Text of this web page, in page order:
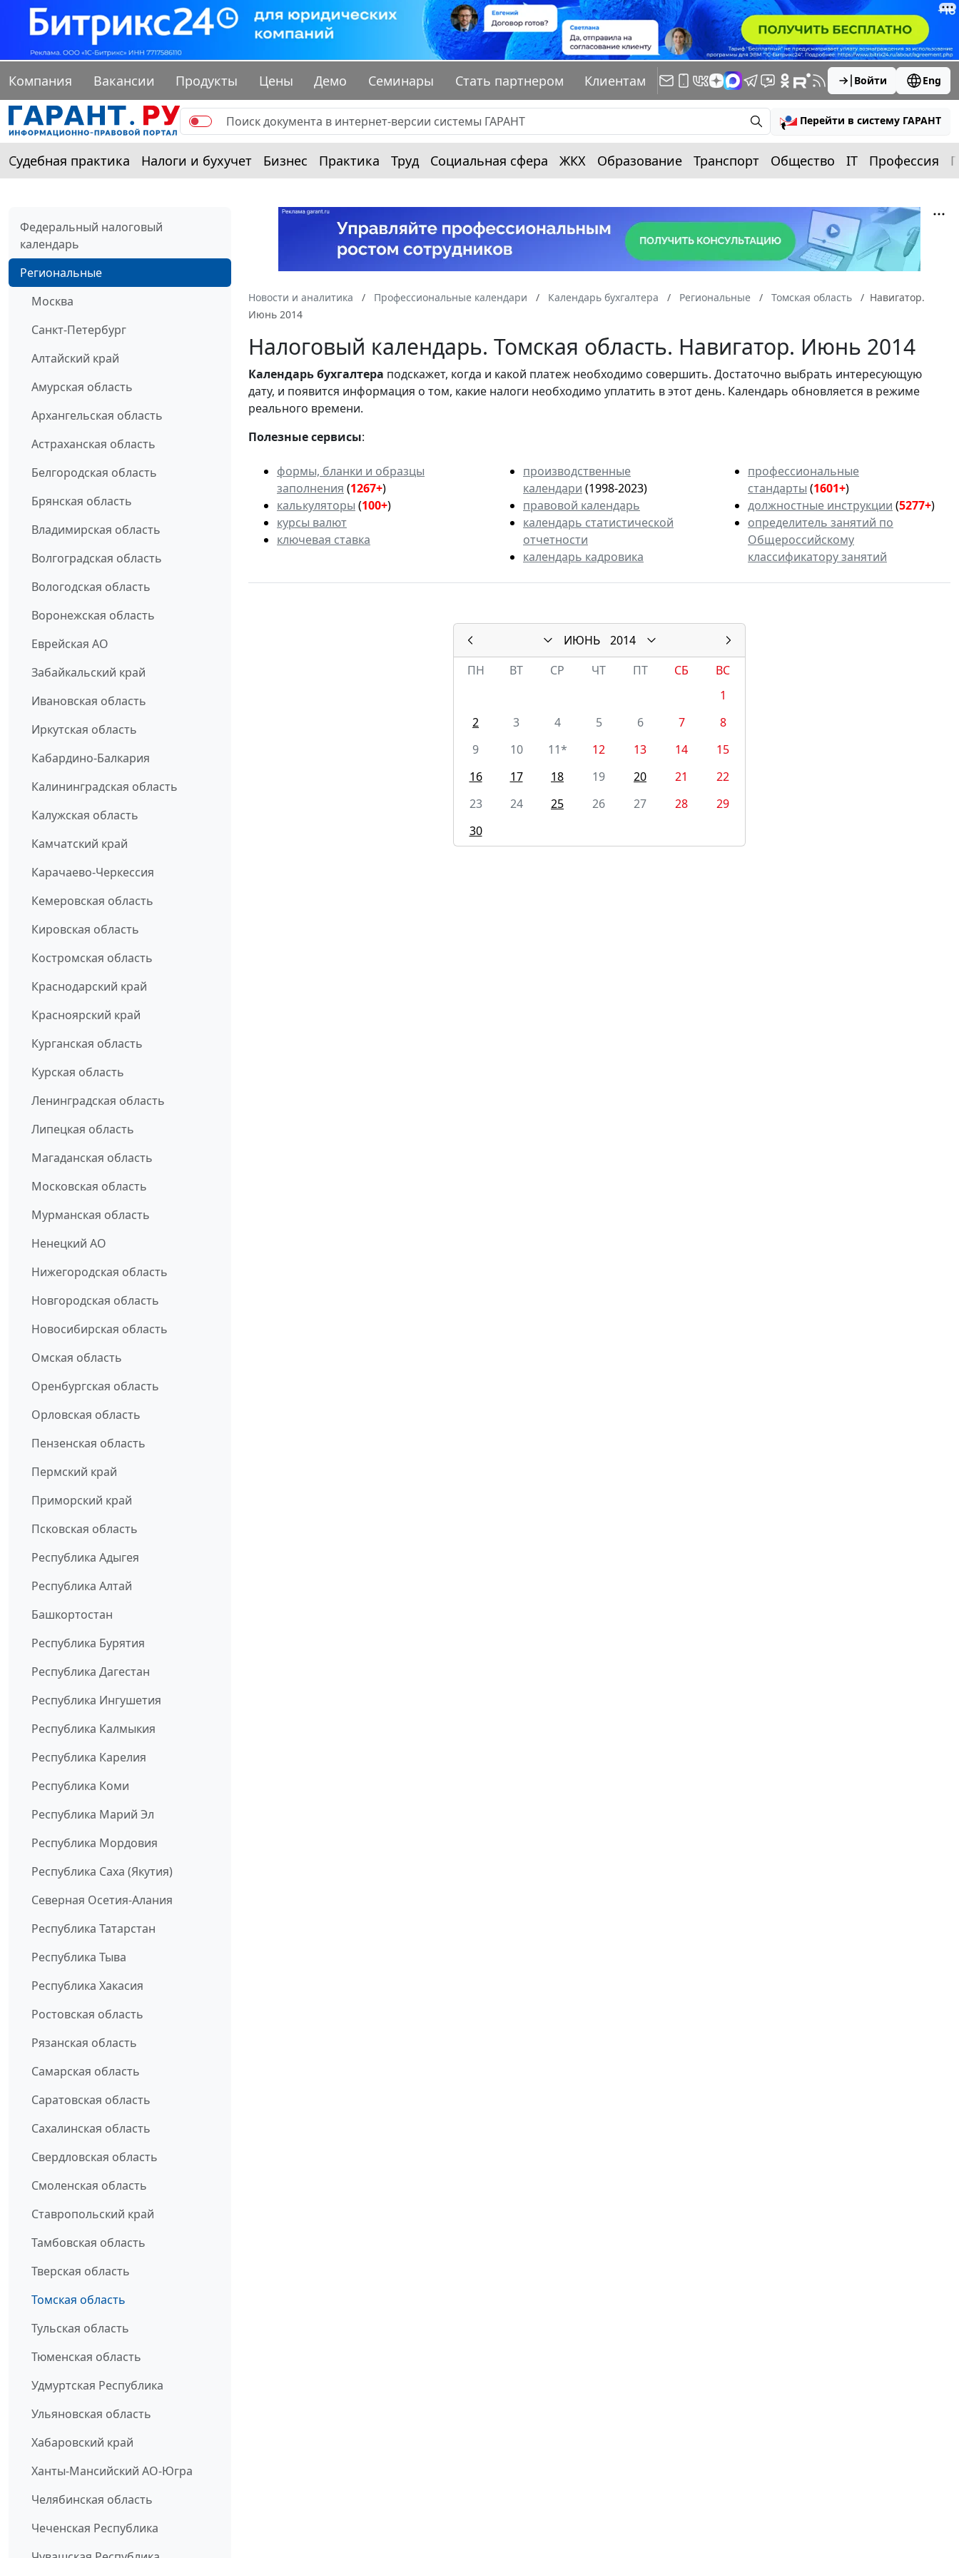
Компания Вакансии Продукты Цены Демо Семинары Стать партнером Клиентам Войти Eng
Перейти в систему ГАРАНТ
Судебная практика Налоги и бухучет Бизнес Практика Труд Социальная сфера ЖКХ Образование Транспорт Общество IT Профессия
Федеральный налоговый
календарь
Региональные
Москва
Санкт-Петербург
Алтайский край
Амурская область
Архангельская область
Астраханская область
Белгородская область
Брянская область
Владимирская область
Волгоградская область
Вологодская область
Воронежская область
Еврейская АО
Забайкальский край
Ивановская область
Иркутская область
Кабардино-Балкария
Калининградская область
Калужская область
Камчатский край
Карачаево-Черкессия
Кемеровская область
Кировская область
Костромская область
Краснодарский край
Красноярский край
Курганская область
Курская область
Ленинградская область
Липецкая область
Магаданская область
Московская область
Мурманская область
Ненецкий АО
Нижегородская область
Новгородская область
Новосибирская область
Омская область
Оренбургская область
Орловская область
Пензенская область
Пермский край
Приморский край
Псковская область
Республика Адыгея
Республика Алтай
Башкортостан
Республика Бурятия
Республика Дагестан
Республика Ингушетия
Республика Калмыкия
Республика Карелия
Республика Коми
Республика Марий Эл
Республика Мордовия
Республика Саха (Якутия)
Северная Осетия-Алания
Республика Татарстан
Республика Тыва
Республика Хакасия
Ростовская область
Рязанская область
Самарская область
Саратовская область
Сахалинская область
Свердловская область
Смоленская область
Ставропольский край
Тамбовская область
Тверская область
Томская область
Тульская область
Тюменская область
Удмуртская Республика
Ульяновская область
Хабаровский край
Ханты-Мансийский АО-Югра
Челябинская область
Чеченская Республика
Новости и аналитика Профессиональные календари Календарь бухгалтера Региональные Томская область
Навигатор.
Июнь 2014
Налоговый календарь. Томская область. Навигатор. Июнь 2014
Календарьбухгалтера подскажет, когда и какой платеж необходимо совершить. Достаточно выбрать интересующую
дату, и появится информация о том, какие налоги необходимо уплатить в этот день. Календарь обновляется в режиме
реального времени.
Полезные сервисы:
формы, бланки и образцы
заполнения (1267+)
калькуляторы (100+)
курсы валют
ключевая ставка
производственные
календари (1998-2023)
правовой календарь
календарь статистической
отчетности
календарь кадровика
профессиональные
стандарты (1601+)
должностные инструкции (5277+)
определитель занятий по
Общероссийскому
классификатору занятий
ИЮНЬ
2014
ПН
ВТ СР ЧТ ПТ СБ
ВС
1
2
3 4 5 6 7
8
9
10 11* 12 13 14
15
16
17 18 19 20 21
22
23
24 25 26 27 28
29
30